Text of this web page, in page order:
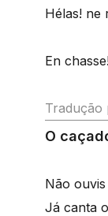
Hélas! ne
En
Tradução
O
Não
Já canta